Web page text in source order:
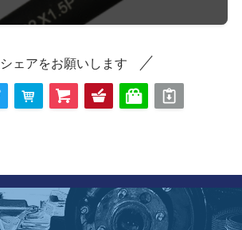
シェアをお願いします